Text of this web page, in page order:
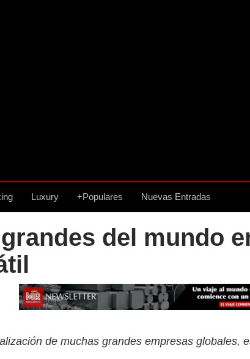
Luxury +Populares Nuevas Entradas
del mundo
de muchas grandes empresas globales,